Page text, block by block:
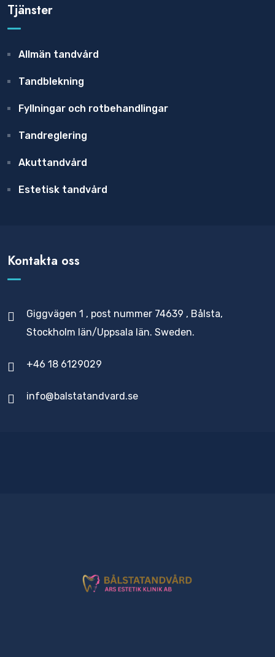
Tjänster
Allmän tandvård
Tandblekning
Fyllningar och rotbehandlingar
Tandreglering
Akuttandvård
Estetisk tandvård
Kontakta oss
Giggvägen 1 , post nummer 74639 , Bålsta,
Stockholm län/Uppsala län. Sweden.
+46 18 6129029
info@balstatandvard.se